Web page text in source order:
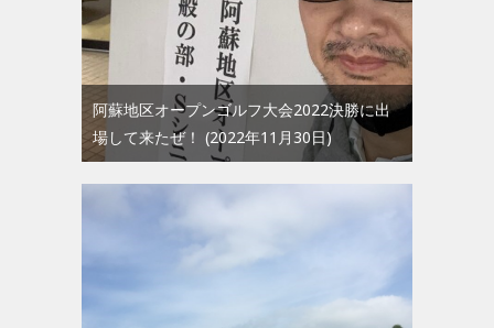
阿蘇地区オープンゴルフ大会2022決勝に出
場して来たぜ！
2022年11月30日